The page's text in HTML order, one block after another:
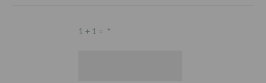
1 + 1 = *